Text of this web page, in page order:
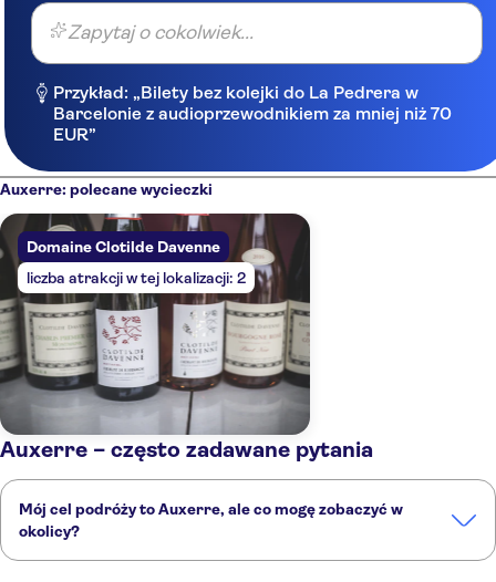
Zapytaj o cokolwiek...
Przykład: „Bilety bez kolejki do La Pedrera w
Barcelonie z audioprzewodnikiem za mniej niż 70
EUR”
Auxerre: polecane wycieczki
Domaine Clotilde Davenne
liczba atrakcji w tej lokalizacji: 2
Auxerre – często zadawane pytania
Mój cel podróży to Auxerre, ale co mogę zobaczyć w
okolicy?